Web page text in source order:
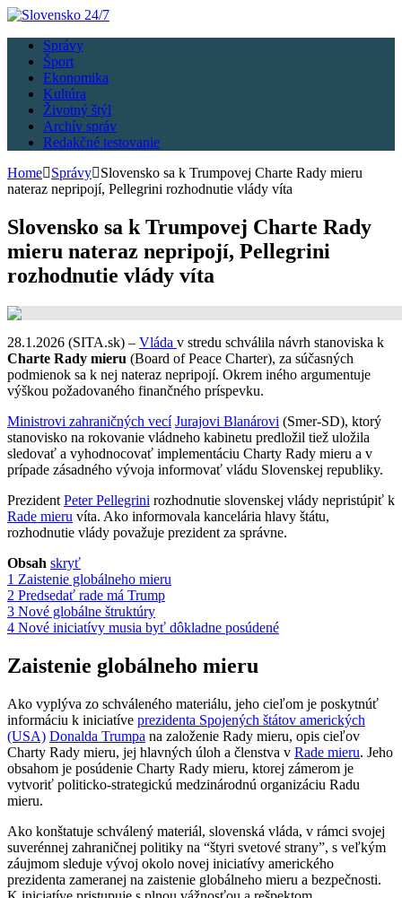
Správy
Šport
Ekonomika
Kultúra
Životný štýl
Archív správ
Redakčné testovanie
Home
Správy
Slovensko sa k Trumpovej Charte Rady mieru
nateraz nepripojí, Pellegrini rozhodnutie vlády víta
Slovensko sa k Trumpovej Charte Rady
mieru nateraz nepripojí, Pellegrini
rozhodnutie vlády víta
28.1.2026 (SITA.sk) – Vláda v stredu schválila návrh stanoviska k
Charte Rady mieru (Board of Peace Charter), za súčasných
podmienok sa k nej nateraz nepripojí. Okrem iného argumentuje
výškou požadovaného finančného príspevku.
Ministrovi zahraničných vecí Jurajovi Blanárovi (Smer-SD), ktorý
stanovisko na rokovanie vládneho kabinetu predložil tiež uložila
sledovať a vyhodnocovať implementáciu Charty Rady mieru a v
prípade zásadného vývoja informovať vládu Slovenskej republiky.
Prezident Peter Pellegrini rozhodnutie slovenskej vlády nepristúpiť k
Rade mieru víta. Ako informovala kancelária hlavy štátu,
rozhodnutie vlády považuje prezident za správne.
Obsah skryť
1 Zaistenie globálneho mieru
2 Predsedať rade má Trump
3 Nové globálne štruktúry
4 Nové iniciatívy musia byť dôkladne posúdené
Zaistenie globálneho mieru
Ako vyplýva zo schváleného materiálu, jeho cieľom je poskytnúť
informáciu k iniciatíve prezidenta Spojených štátov amerických
(USA) Donalda Trumpa na založenie Rady mieru, opis cieľov
Charty Rady mieru, jej hlavných úloh a členstva v Rade mieru. Jeho
obsahom je posúdenie Charty Rady mieru, ktorej zámerom je
vytvoriť politicko-strategickú medzinárodnú organizáciu Radu
mieru.
Ako konštatuje schválený materiál, slovenská vláda, v rámci svojej
suverénnej zahraničnej politiky na “štyri svetové strany”, s veľkým
záujmom sleduje vývoj okolo novej iniciatívy amerického
prezidenta zameranej na zaistenie globálneho mieru a bezpečnosti.